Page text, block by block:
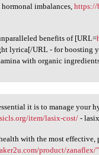
hormonal imbalances,https://
benefits of [URL=
lyrica[/URL - for boosting
with organic
essential it is
it is to manage your
item/lasix-cost/-
with the most
product/zanaflex/